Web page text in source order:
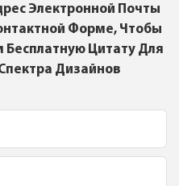
Электронной Почты
Форме, Чтобы
Цитату Для
Дизайнов